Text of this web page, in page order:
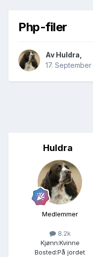
Php-filer
Av Huldra
17.
Huldra
Medlemmer
8.2k
Kjønn:Kvinne
Bosted:På jordet